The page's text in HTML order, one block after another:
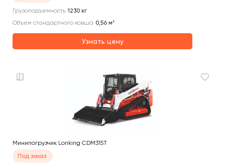
Грузоподъемность 1230 кг
Объем стандартного ковша 0,56 м³
Узнать цену
Минипогрузчик Lonking CDM315T
Под заказ